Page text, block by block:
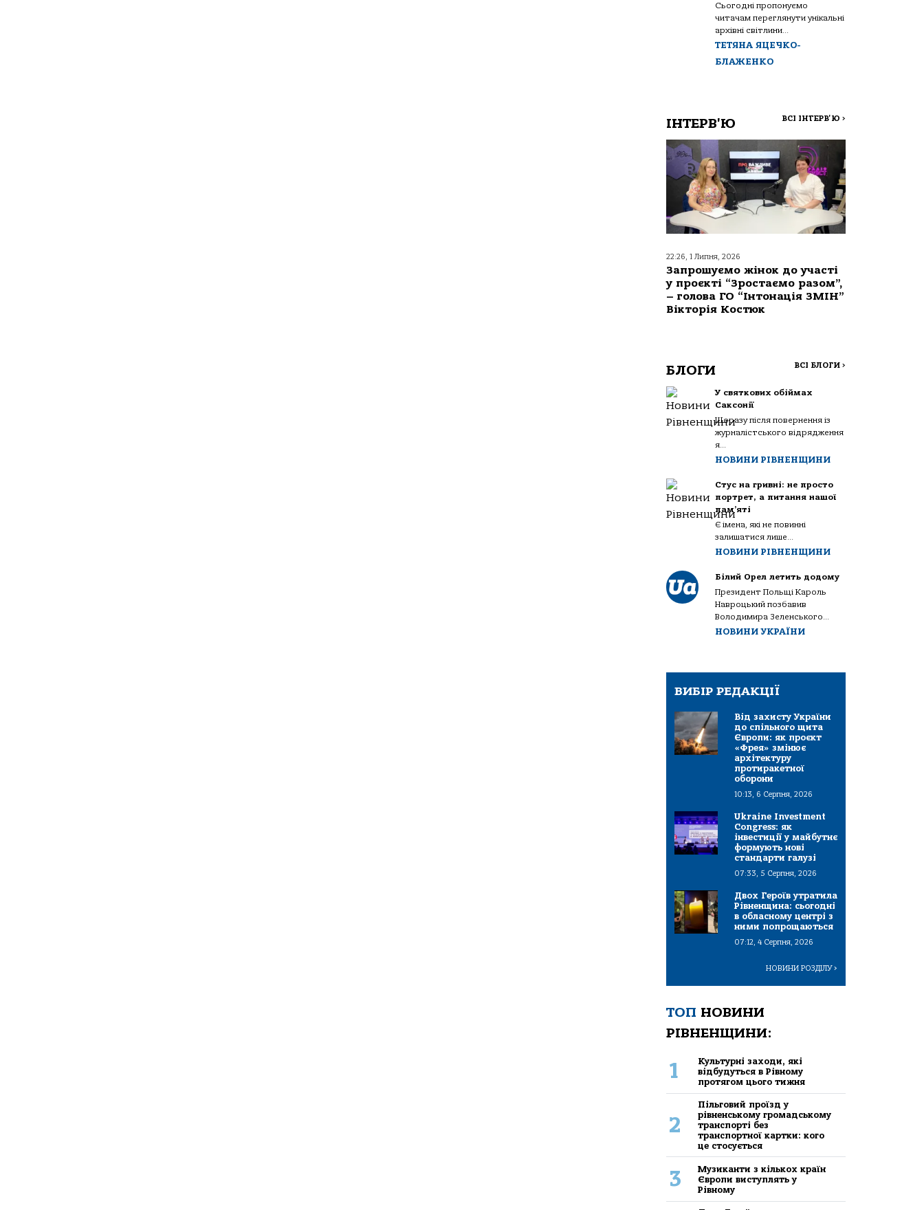
Сьогодні пропонуємо
читачам переглянути унікальні
архівні світлини...
ТЕТЯНА ЯЦЕЧКО-
БЛАЖЕНКО
ІНТЕРВ'Ю ВСІ ІНТЕРВ'Ю >
22:26, 1 Липня, 2026
Запрошуємо жінок до участі
у проєкті “Зростаємо разом”,
– голова ГО “Інтонація ЗМІН”
Вікторія Костюк
БЛОГИ ВСІ БЛОГИ >
У святкових обіймах
Саксонії
Щоразу після повернення із
журналістського відрядження
я...
НОВИНИ РІВНЕНЩИНИ
Стус на гривні: не просто
портрет, а питання нашої
пам’яті
Є імена, які не повинні
залишатися лише...
НОВИНИ РІВНЕНЩИНИ
Білий Орел летить додому
Президент Польщі Кароль
Навроцький позбавив
Володимира Зеленського...
НОВИНИ УКРАЇНИ
ВИБІР РЕДАКЦІЇ
Від захисту України
до спільного щита
Європи: як проєкт
«Фрея» змінює
архітектуру
протиракетної
оборони
10:13, 6 Серпня, 2026
Ukraine Investment
Congress: як
інвестиції у майбутнє
формують нові
стандарти галузі
07:33, 5 Серпня, 2026
Двох Героїв утратила
Рівненщина: сьогодні
в обласному центрі з
ними попрощаються
07:12, 4 Серпня, 2026
НОВИНИ РОЗДІЛУ>
ТОП НОВИНИ
РІВНЕНЩИНИ:
1
Культурні заходи, які
відбудуться в Рівному
протягом цього тижня
2
Пільговий проїзд у
рівненському громадському
транспорті без
транспортної картки: кого
це стосується
3
Музиканти з кількох країн
Європи виступлять у
Рівному